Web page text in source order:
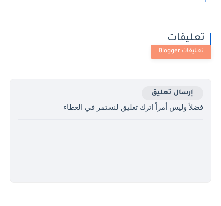
تعليقات
إرسال تعليق
فضلاً وليس أمراً اترك تعليق لنستمر في العطاء